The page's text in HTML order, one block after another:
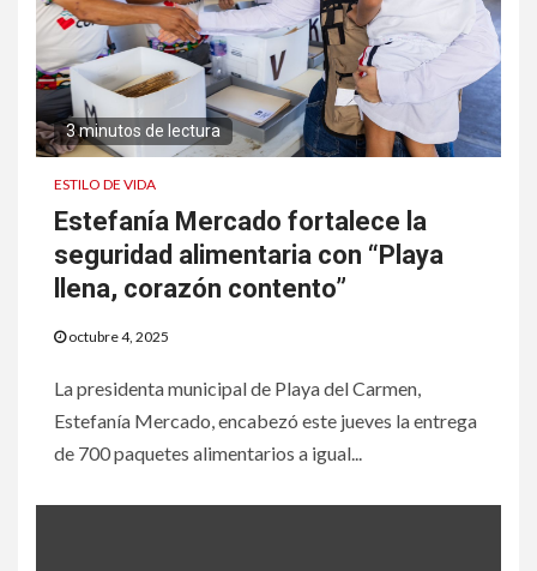
3 minutos de lectura
ESTILO DE VIDA
Estefanía Mercado fortalece la
seguridad alimentaria con “Playa
llena, corazón contento”
octubre 4, 2025
La presidenta municipal de Playa del Carmen,
Estefanía Mercado, encabezó este jueves la entrega
de 700 paquetes alimentarios a igual...